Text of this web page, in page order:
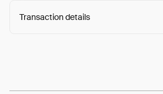
Transaction details